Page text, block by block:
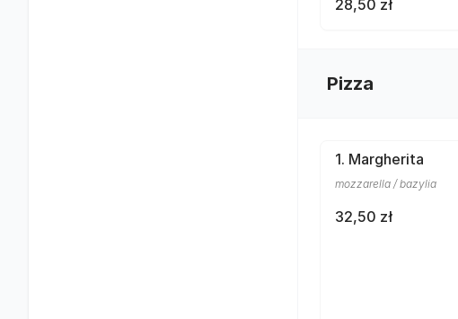
28,50 zł
Pizza
1. Margherita
mozzarella / bazylia
32,50 zł